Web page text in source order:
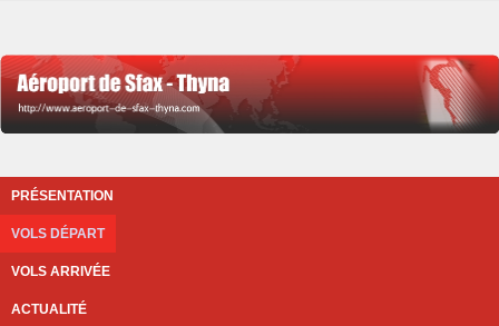
PRÉSENTATION
VOLS DÉPART
VOLS ARRIVÉE
ACTUALITÉ